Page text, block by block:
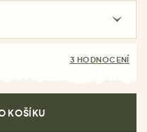
3 HODNOCENÍ
KOŠÍKU